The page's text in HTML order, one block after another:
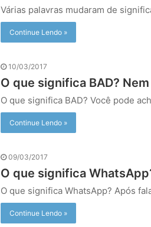
Várias palavras mudaram de
Continue Lendo »
10/03/2017
O que significa BAD?
O que significa BAD? Você pode
Continue Lendo »
09/03/2017
O que significa
O que significa WhatsApp? Após
Continue Lendo »